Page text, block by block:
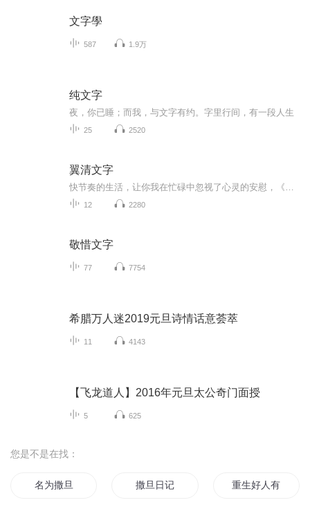
文字學
587 1.9万
纯文字
夜，你已睡；而我，与文字有约。字里行间，有一段人生
25 2520
翼清文字
12 2280
敬惜文字
77 7754
希腊万人迷2019元旦诗情话意荟萃
11 4143
【飞龙道人】2016年元旦太公奇门面授
5 625
您是不是在找：
名为撒旦 撒旦日记 重生好人有好报